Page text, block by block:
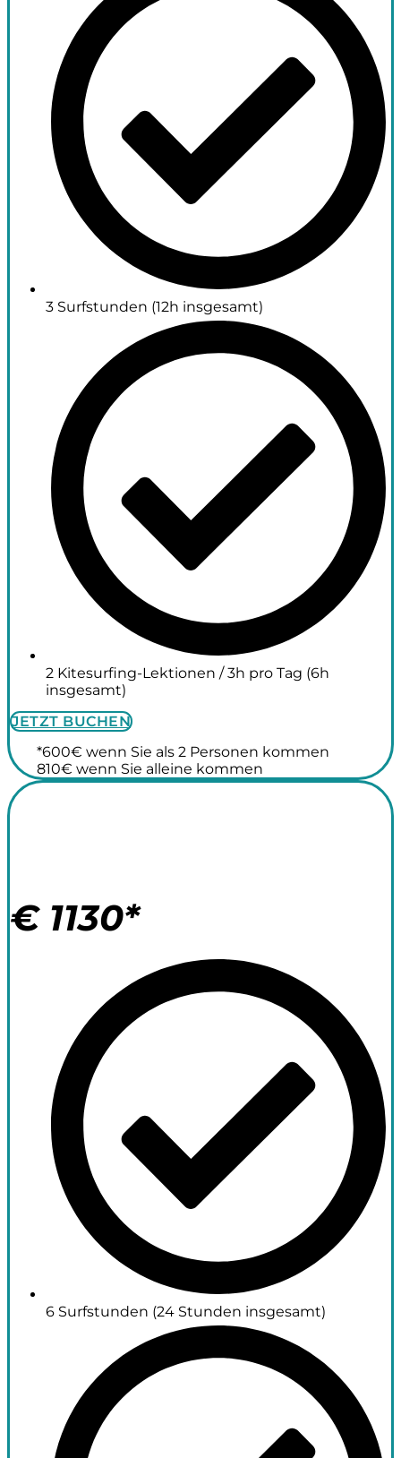
3 Surfstunden (12h insgesamt)
2 Kitesurfing-Lektionen / 3h pro Tag (6h
insgesamt)
JETZT BUCHEN
*600€ wenn Sie als 2 Personen kommen
810€ wenn Sie alleine kommen
€ 1130*
6 Surfstunden (24 Stunden insgesamt)